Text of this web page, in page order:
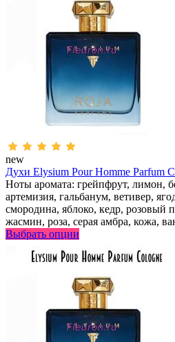
new
Духи Elysium Pour Homme Parfum
Ноты аромата: грейпфрут, лимон,
артемизия, гальбанум, ветивер,
смородина, яблоко, кедр, розовый
жасмин, роза, серая амбра, кожа,
Выбрать опции